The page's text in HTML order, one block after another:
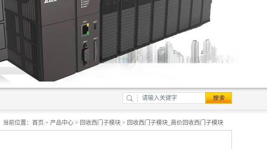
当前位置： 首页 > 产品中心 > 回收西门子模块 > 回收西门子模块_高价回收西门子模块